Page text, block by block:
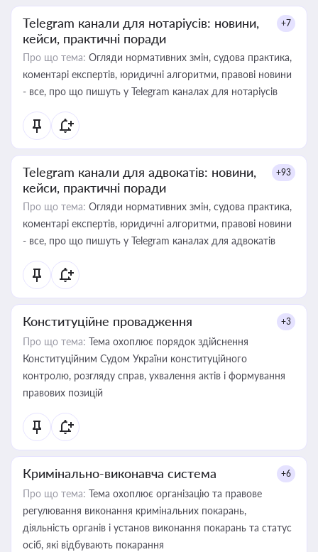
Telegram канали для нотаріусів: новини,
кейси, практичні поради
+7
Про що тема: Огляди нормативних змін, судова практика,
коментарі експертів, юридичні алгоритми, правові новини
- все, про що пишуть у Telegram каналах для нотаріусів
Telegram канали для адвокатів: новини,
кейси, практичні поради
+93
Про що тема: Огляди нормативних змін, судова практика,
коментарі експертів, юридичні алгоритми, правові новини
- все, про що пишуть у Telegram каналах для адвокатів
Конституційне провадження +3
Про що тема: Тема охоплює порядок здійснення
Конституційним Судом України конституційного
контролю, розгляду справ, ухвалення актів і формування
правових позицій
Кримінально-виконавча система +6
Про що тема: Тема охоплює організацію та правове
регулювання виконання кримінальних покарань,
діяльність органів і установ виконання покарань та статус
осіб, які відбувають покарання